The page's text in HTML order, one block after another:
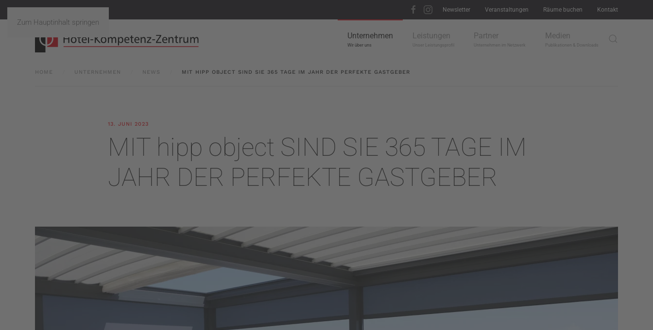
Zum Hauptinhalt springen
Newsletter Veranstaltungen Räume buchen Kontakt
Unternehmen
Wir über uns
Leistungen
Unser Leistungsprofil
Partner
Unternehmen im Netzwerk
Medien
Publikationen & Downloads
HOME UNTERNEHMEN NEWS MIT HIPP OBJECT SIND SIE 365 TAGE IM JAHR DER PERFEKTE GASTGEBER
13. JUNI 2023
MIT hipp object SIND SIE 365 TAGE IM
JAHR DER PERFEKTE GASTGEBER